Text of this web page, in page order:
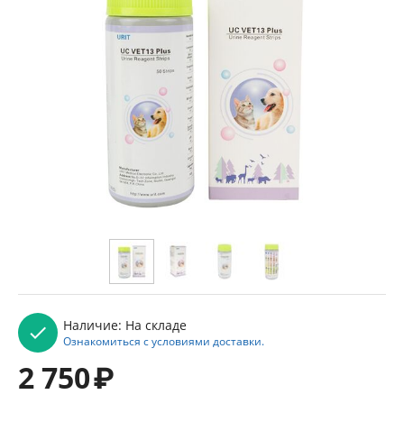
Наличие: На складе
Ознакомиться с условиями доставки.
2 750₽